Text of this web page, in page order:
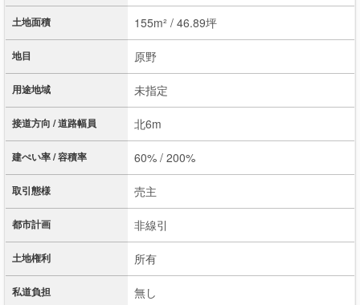
土地面積 155m² / 46.89坪
地目 原野
用途地域 未指定
接道方向 / 道路幅員 北6m
建ぺい率 / 容積率 60% / 200%
取引態様 売主
都市計画 非線引
土地権利 所有
私道負担 無し